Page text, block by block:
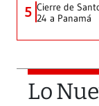
5 Cierre de
24 a Panamá
Lo